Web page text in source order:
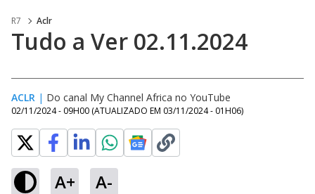
R7 Aclr
Tudo a Ver 02.11.2024
ACLR | Do canal My Channel Africa no YouTube
02/11/2024 - 09H00 (ATUALIZADO EM 03/11/2024 - 01H06)
A+ A-